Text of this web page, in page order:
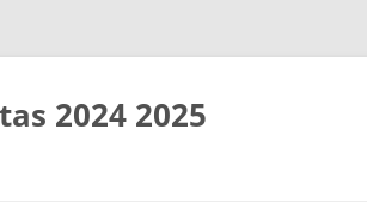
2024 2025